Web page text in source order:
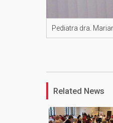
Pediatra dra.
Related News